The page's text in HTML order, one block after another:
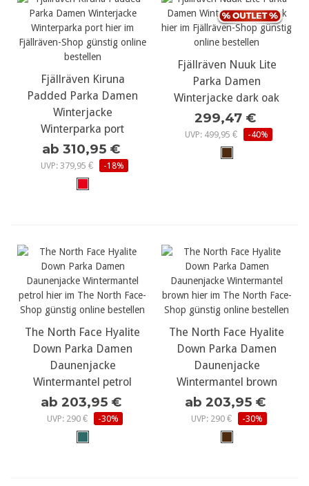
Fjällräven Kiruna
Padded Parka Damen
Winterjacke
Winterparka port
ab 310,95 €
UVP: 379,95 € -18%
Fjällräven Nuuk Lite
Parka Damen
Winterjacke dark oak
299,47 €
UVP: 499,95 € -40%
The North Face Hyalite
Down Parka Damen
Daunenjacke
Wintermantel petrol
ab 203,95 €
UVP: 290 € -30%
The North Face Hyalite
Down Parka Damen
Daunenjacke
Wintermantel brown
ab 203,95 €
UVP: 290 € -30%